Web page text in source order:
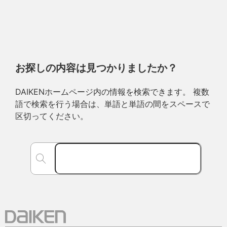
お探しの内容は見つかりましたか？
DAIKENホームページ内の情報を検索できます。 複数
語で検索を行う場合は、単語と単語の間をスペースで
区切ってください。